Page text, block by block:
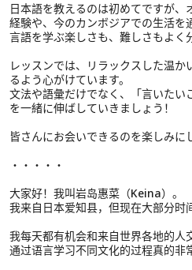
日本語を教えるのは初めてですが、
経験や、今のカンボジアでの生活を
言語を学ぶ楽しさも、難しさもよく
レッスンでは、リラックスした温か
るよう心がけています。
文法や語彙だけでなく、「言いたい
を一緒に伸ばしていきましょう！
皆さんにお会いできるのを楽しみに
・・・・・
大家好！我叫岩岛惠菜（Keina）。
我来自日本爱知县，但现在大部分时
我每天都有机会和来自世界各地的人
通过语言学习不同文化的过程真的非